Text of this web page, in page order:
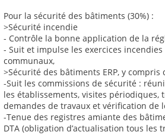
Pour la sécurité des bâtiments (30%) :
>Sécurité incendie
- Contrôle la bonne application de la
- Suit et impulse les exercices
communaux,
>Sécurité des bâtiments ERP, y compris
-Suit les commissions de sécurité :
les établissements, visites périodiques,
demandes de travaux et vérification de
-Tenue des registres amiante des
DTA (obligation d’actualisation tous les